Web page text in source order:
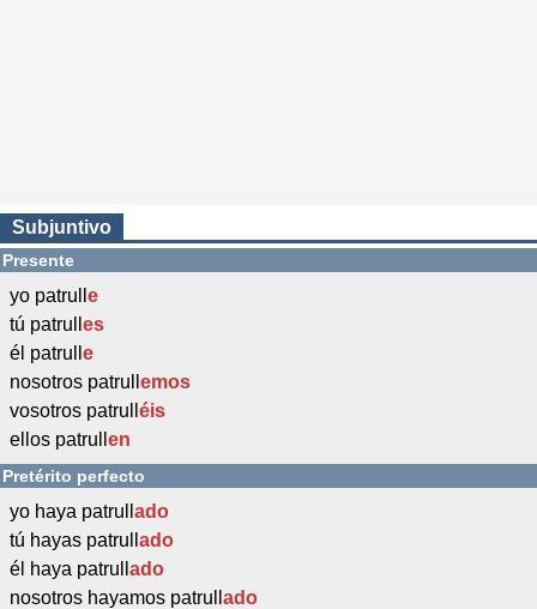
Subjuntivo
Presente
yo patrull e
tú patrull es
él patrull e
nosotros patrull emos
vosotros patrull éis
ellos patrull en
Pretérito perfecto
yo haya patrull ado
tú hayas patrull ado
él haya patrull ado
nosotros hayamos patrull ado